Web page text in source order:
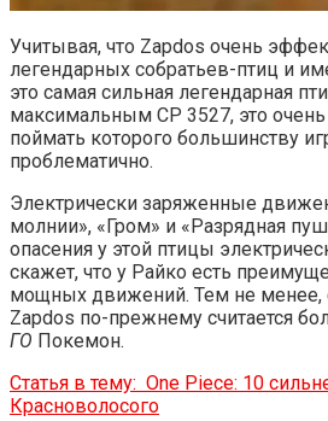
Учитывая, что Zapdos очень
легендарных собратьев-птиц и
это самая сильная легендарная
максимальным CP 3527, это
поймать которого большинству
проблематично.
Электрически заряженные
молнии», «Гром» и «Разрядная
опасения у этой птицы
скажет, что у Райко есть
мощных движений. Тем не менее,
Zapdos по-прежнему считается
ГО Покемон.
Статья в тему: One Piece: 10
Красноволосого